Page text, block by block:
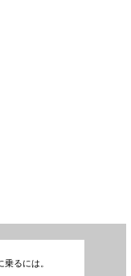
るには。